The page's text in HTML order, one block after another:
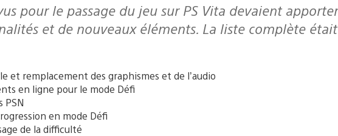
et de nouveaux éléments. La liste complète était
et remplacement des graphismes et de l’audio
en ligne pour le mode Défi
PSN
en mode Défi
de la difficulté